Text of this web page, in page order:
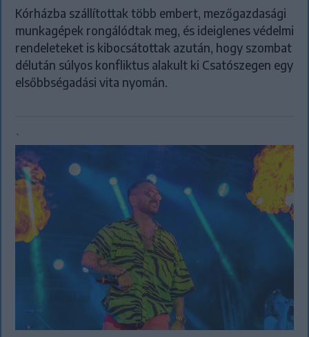
Kórházba szállítottak több embert, mezőgazdasági
munkagépek rongálódtak meg, és ideiglenes védelmi
rendeleteket is kibocsátottak azután, hogy szombat
délután súlyos konfliktus alakult ki Csatószegen egy
elsőbbségadási vita nyomán.
`